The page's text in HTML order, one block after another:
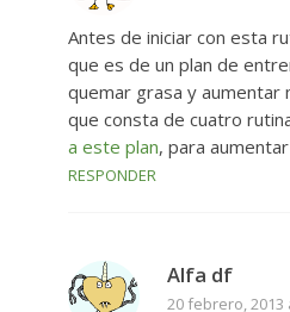
Antes de iniciar con esta
que es de un plan de
quemar grasa y aumentar
que consta de cuatro
a este plan, para
RESPONDER
Alfa df
20 febrero, 2013